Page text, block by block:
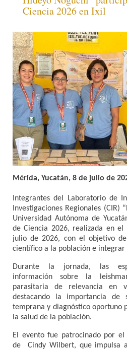
Ciencia 2026 en Ixil
Mérida, Yucatán, 8 de julio de
Integrantes del Laboratorio de
Investigaciones Regionales (CIR)
Universidad Autónoma de
de Ciencia 2026, realizada en
julio de 2026, con el objetivo
científico a la población e integrar
Durante la jornada, las
información sobre la
parasitaria de relevancia en
destacando la importancia de
temprana y diagnóstico oportuno
la salud de la población.
El evento fue patrocinado por el
de Cindy Wilbert, que impulsa